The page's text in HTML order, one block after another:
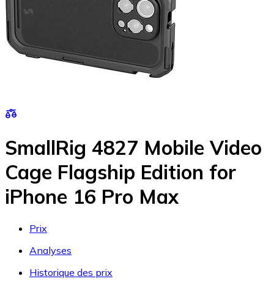
SmallRig 4827 Mobile Video
Cage Flagship Edition for
iPhone 16 Pro Max
Prix
Analyses
Historique des prix